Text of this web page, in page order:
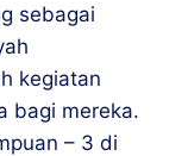
sebagai
kegiatan
bagi mereka.
– 3 di